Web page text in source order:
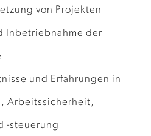
von Projekten
Inbetriebnahme der
und Erfahrungen in
Arbeitssicherheit,
-steuerung